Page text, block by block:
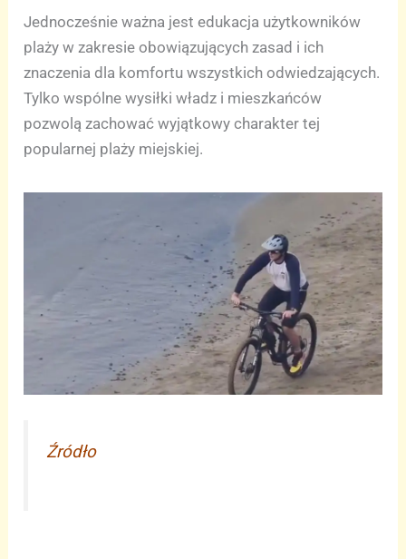
Jednocześnie ważna jest edukacja użytkowników
plaży w zakresie obowiązujących zasad i ich
znaczenia dla komfortu wszystkich odwiedzających.
Tylko wspólne wysiłki władz i mieszkańców
pozwolą zachować wyjątkowy charakter tej
popularnej plaży miejskiej.
Źródło